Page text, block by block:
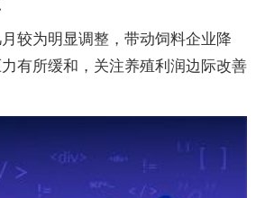
较为明显调整，带动饲料企业降
有所缓和，关注养殖利润边际改善